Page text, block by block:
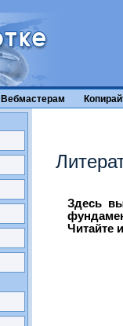
Вебмастерам
Здесь
Читайте